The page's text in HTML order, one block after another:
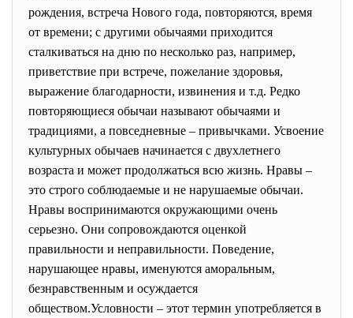
рождения, встреча Нового года, повторяются, время
от времени; с другими обычаями приходится
сталкиваться на дню по несколько раз, например,
приветствие при встрече, пожелание здоровья,
выражение благодарности, извинения и т.д. Редко
повторяющиеся обычаи называют обычаями и
традициями, а повседневные – привычками. Усвоение
культурных обычаев начинается с двухлетнего
возраста и может продолжаться всю жизнь. Нравы –
это строго соблюдаемые и не нарушаемые обычаи.
Нравы воспринимаются окружающими очень
серьезно. Они сопровождаются оценкой
правильности и неправильности. Поведение,
нарушающее нравы, именуются аморальным,
безнравственным и осуждается
обществом.Условности – этот термин употребляется в